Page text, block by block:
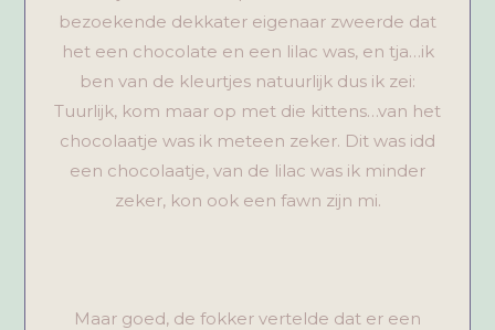
bezoekende dekkater eigenaar zweerde dat
het een chocolate en een lilac was, en tja…ik
ben van de kleurtjes natuurlijk dus ik zei:
Tuurlijk, kom maar op met die kittens…van het
chocolaatje was ik meteen zeker. Dit was idd
een chocolaatje, van de lilac was ik minder
zeker, kon ook een fawn zijn mi.
Maar goed, de fokker vertelde dat er een